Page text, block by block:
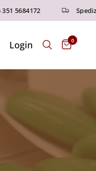
5684172
Login 0